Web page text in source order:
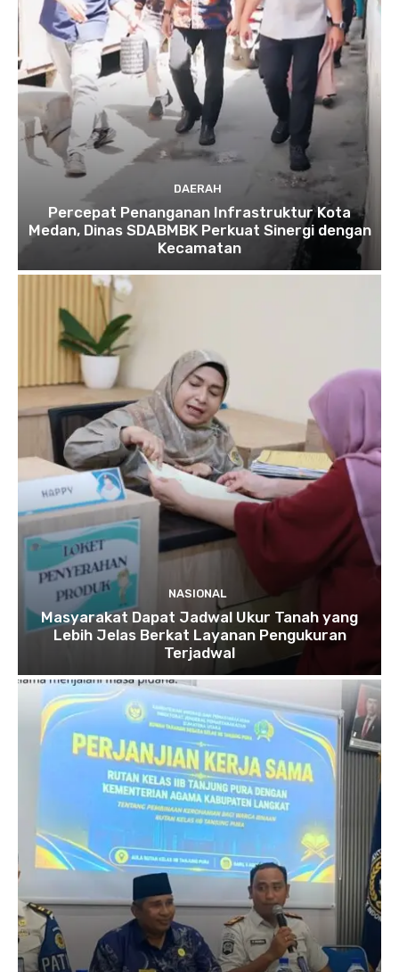
DAERAH
Percepat Penanganan Infrastruktur Kota
Medan, Dinas SDABMBK Perkuat Sinergi dengan
Kecamatan
NASIONAL
Masyarakat Dapat Jadwal Ukur Tanah yang
Lebih Jelas Berkat Layanan Pengukuran
Terjadwal